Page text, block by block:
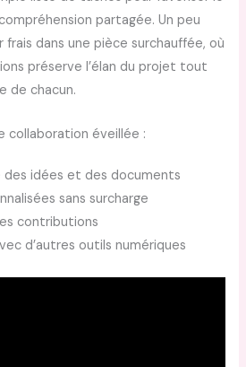
partagée. Un peu
frais dans une pièce surchauffée, où
préserve l’élan du projet tout
de chacun.
collaboration éveillée :
idées et des documents
sans surcharge
contributions
d’autres outils numériques